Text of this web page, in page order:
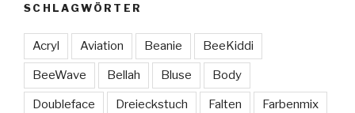
SCHLAGWÖRTER
Acryl Aviation Beanie BeeKiddi
BeeWave Bellah Bluse Body
Doubleface Dreieckstuch Falten Farbenmix